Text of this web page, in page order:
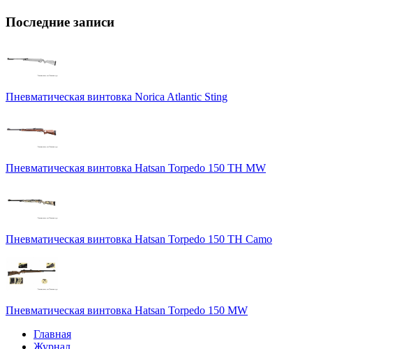
Последние записи
Пневматическая винтовка Norica Atlantic Sting
Пневматическая винтовка Hatsan Torpedo 150 TH MW
Пневматическая винтовка Hatsan Torpedo 150 TH Camo
Пневматическая винтовка Hatsan Torpedo 150 MW
Главная
Журнал